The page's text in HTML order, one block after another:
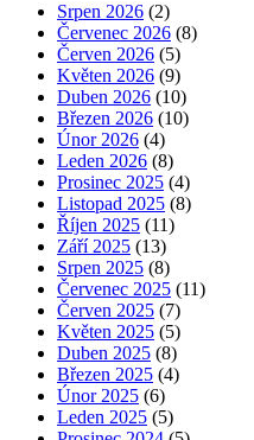
Srpen 2026 (2)
Červenec 2026 (8)
Červen 2026 (5)
Květen 2026 (9)
Duben 2026 (10)
Březen 2026 (10)
Únor 2026 (4)
Leden 2026 (8)
Prosinec 2025 (4)
Listopad 2025 (8)
Říjen 2025 (11)
Září 2025 (13)
Srpen 2025 (8)
Červenec 2025 (11)
Červen 2025 (7)
Květen 2025 (5)
Duben 2025 (8)
Březen 2025 (4)
Únor 2025 (6)
Leden 2025 (5)